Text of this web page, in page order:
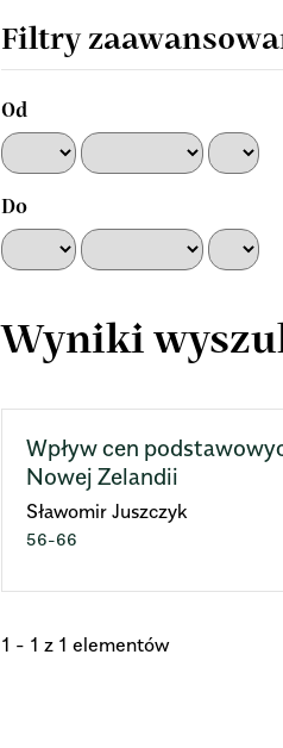
Filtry
Od
Do
Wyniki
Wpływ cen
Nowej Zelandii
Sławomir Juszczyk
56-66
1 - 1 z 1 elementów